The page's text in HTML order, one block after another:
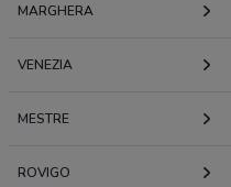
MARGHERA
VENEZIA
MESTRE
ROVIGO